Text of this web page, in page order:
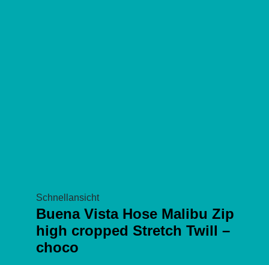
Schnellansicht
Buena Vista Hose Malibu Zip
high cropped Stretch Twill –
choco